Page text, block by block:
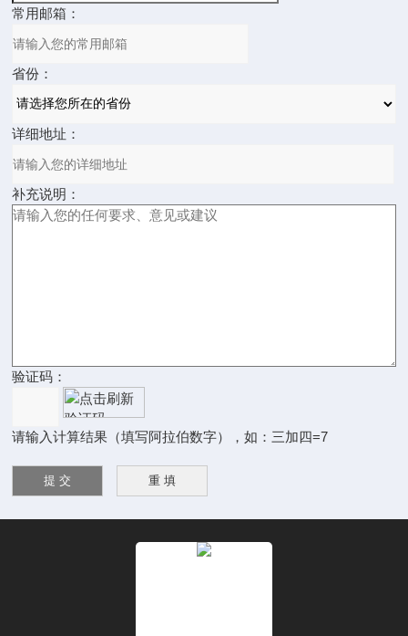
常用邮箱：
省份：
详细地址：
补充说明：
验证码：
请输入计算结果（填写阿拉伯数字），如：三加四=7